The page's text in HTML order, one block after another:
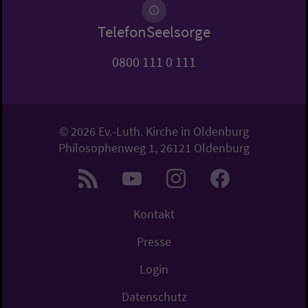
TelefonSeelsorge
0800 111 0 111
© 2026 Ev.-Luth. Kirche in Oldenburg
Philosophenweg 1, 26121 Oldenburg
Kontakt
Presse
Login
Datenschutz